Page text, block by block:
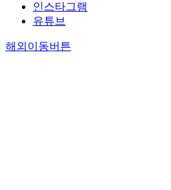
인스타그램
유튜브
해외이동버튼